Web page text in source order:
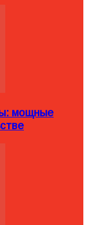
мощные